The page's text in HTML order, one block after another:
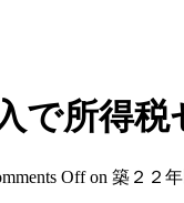
で所得税
Offon 築２２